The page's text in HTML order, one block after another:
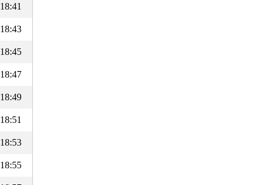
18:41
18:43
18:45
18:47
18:49
18:51
18:53
18:55